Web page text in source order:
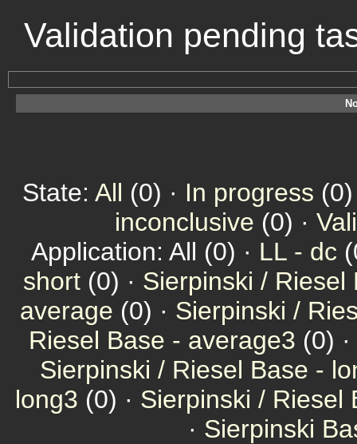
Validation pending
State: All (0) · In progress
inconclusive (0) ·
Application: All (0) · LL - dc
short (0) · Sierpinski / Riesel
average (0) · Sierpinski /
Riesel Base - average3 (0) ·
Sierpinski / Riesel Base -
long3 (0) · Sierpinski / Riesel
· Sierpinski